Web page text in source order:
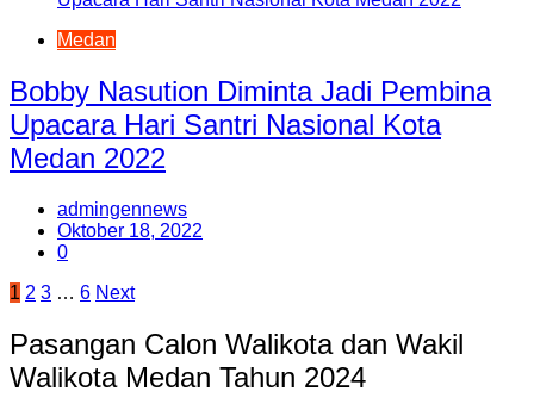
Medan
Bobby Nasution Diminta Jadi Pembina
Upacara Hari Santri Nasional Kota
Medan 2022
admingennews
Oktober 18, 2022
0
Paginasi
pos
1 2 3 … 6 Next
Pasangan Calon Walikota dan Wakil
Walikota Medan Tahun 2024